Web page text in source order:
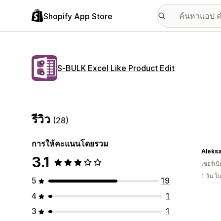
Shopify App Store
S‑BULK Excel Like Product Edit
รีวิว (28)
การให้คะแนนโดยรวม
3.1
5
19
4
1
3
1
เซอร์เ
1 วัน ใ